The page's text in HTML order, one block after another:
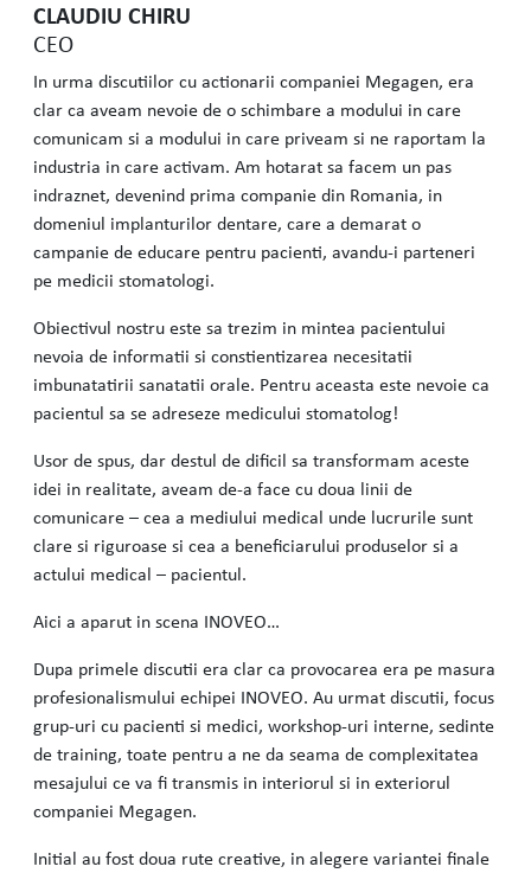
CLAUDIU CHIRU
CEO
In urma discutiilor cu actionarii companiei Megagen, era
clar ca aveam nevoie de o schimbare a modului in care
comunicam si a modului in care priveam si ne raportam la
industria in care activam. Am hotarat sa facem un pas
indraznet, devenind prima companie din Romania, in
domeniul implanturilor dentare, care a demarat o
campanie de educare pentru pacienti, avandu-i parteneri
pe medicii stomatologi.
Obiectivul nostru este sa trezim in mintea pacientului
nevoia de informatii si constientizarea necesitatii
imbunatatirii sanatatii orale. Pentru aceasta este nevoie ca
pacientul sa se adreseze medicului stomatolog!
Usor de spus, dar destul de dificil sa transformam aceste
idei in realitate, aveam de-a face cu doua linii de
comunicare – cea a mediului medical unde lucrurile sunt
clare si riguroase si cea a beneficiarului produselor si a
actului medical – pacientul.
Aici a aparut in scena INOVEO…
Dupa primele discutii era clar ca provocarea era pe masura
profesionalismului echipei INOVEO. Au urmat discutii, focus
grup-uri cu pacienti si medici, workshop-uri interne, sedinte
de training, toate pentru a ne da seama de complexitatea
mesajului ce va fi transmis in interiorul si in exteriorul
companiei Megagen.
Initial au fost doua rute creative, in alegere variantei finale